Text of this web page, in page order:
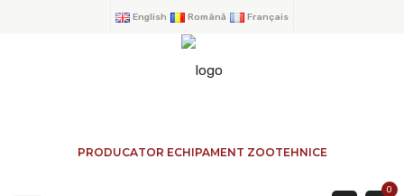
English Română Français
PRODUCATOR ECHIPAMENT ZOOTEHNICE
0